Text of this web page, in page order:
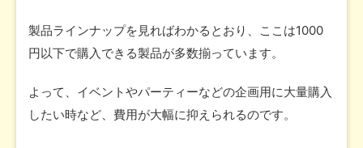
製品ラインナップを見ればわかるとおり、ここは1000
円以下で購入できる製品が多数揃っています。
よって、イベントやパーティーなどの企画用に大量購入
したい時など、費用が大幅に抑えられるのです。